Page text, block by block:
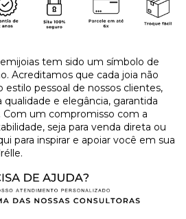
tem sido um símbolo de
Acreditamos que cada joia não
pessoal de nossos clientes,
e elegância, garantida
um compromisso com a
seja para venda direta ou
para inspirar e apoiar você em sua